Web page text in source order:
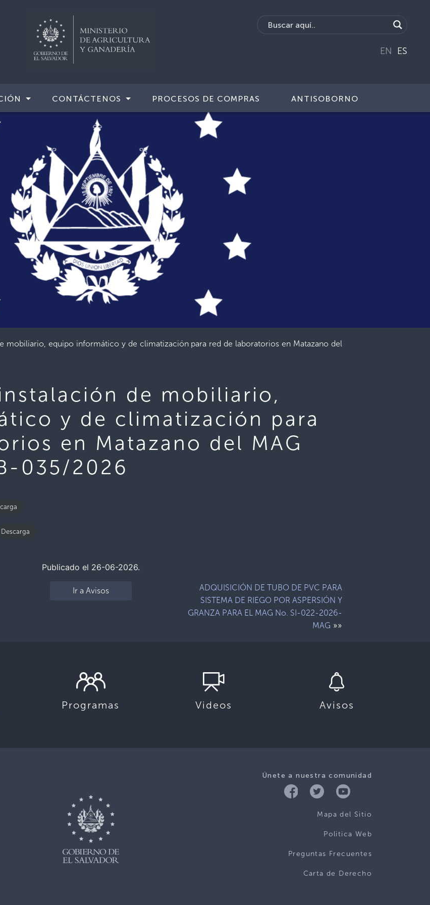
EN ES
CONTÁCTENOS PROCESOS DE COMPRAS ANTISOBORNO
mobiliario, equipo informático y de climatización para red de laboratorios en Matazano del
de mobiliario,
y de climatización para
en Matazano del MAG
035/2026
Descarga
Publicado el 26-06-2026.
Ir a Avisos
ADQUISICIÓN DE TUBO DE PVC PARA
SISTEMA DE RIEGO POR ASPERSIÓN Y
GRANZA PARA EL MAG No. SI-022-2026-
MAG »»
Programas Videos Avisos
Únete a nuestra comunidad
Mapa del Sitio
Politica Web
Preguntas Frecuentes
Carta de Derecho